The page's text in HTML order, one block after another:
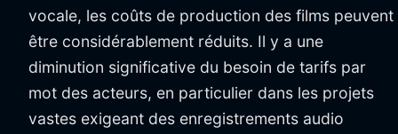
vocale, les coûts de production des films peuvent
être considérablement réduits. Il y a une
diminution significative du besoin de tarifs par
mot des acteurs, en particulier dans les projets
vastes exigeant des enregistrements audio